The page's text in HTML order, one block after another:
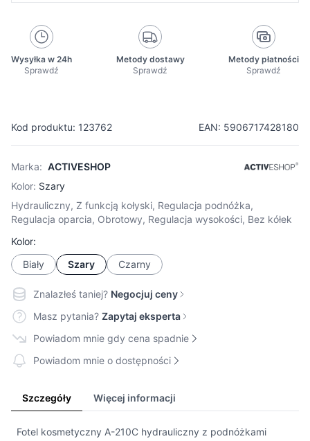
Kod produktu: 123762 EAN: 5906717428180
Marka: ACTIVESHOP
Kolor: Szary
Hydrauliczny, Z funkcją kołyski, Regulacja podnóżka,
Regulacja oparcia, Obrotowy, Regulacja wysokości, Bez kółek
Kolor:
Biały
Szary Czarny
Wysyłka w 24h
Sprawdź
Metody dostawy
Sprawdź
Metody płatności
Sprawdź
Znalazłeś taniej? Negocjuj ceny
Masz pytania? Zapytaj eksperta
Powiadom mnie gdy cena spadnie
Powiadom mnie o dostępności
Szczegóły Więcej informacji
Fotel kosmetyczny A-210C hydrauliczny z podnóżkami